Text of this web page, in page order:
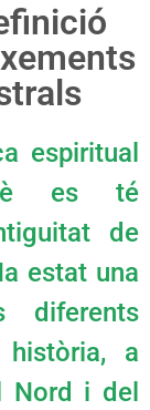
espiritual
es té
de
estat una
diferents
a
Nord i del